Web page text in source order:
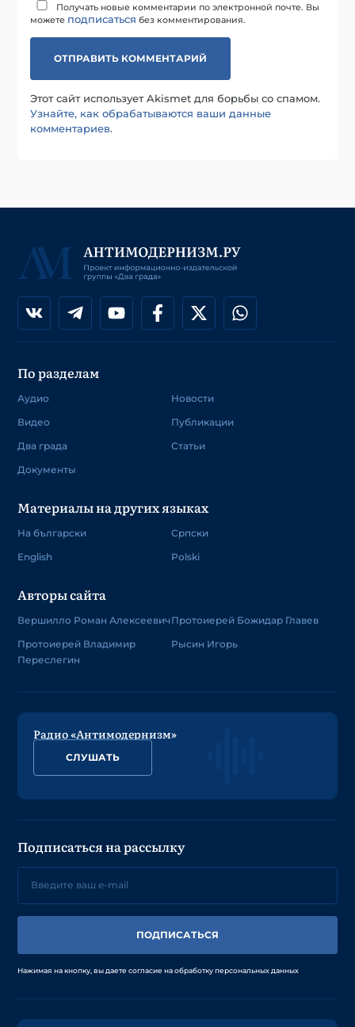
Получать новые комментарии по электронной почте. Вы
можете подписаться без комментирования.
Этот сайт использует Akismet для борьбы со спамом.
Узнайте, как обрабатываются ваши данные
комментариев.
По разделам
Аудио
Видео
Два града
Документы
Новости
Публикации
Статьи
Материалы на других языках
На български
English
Српски
Polski
Авторы сайта
Вершилло Роман Алексеевич
Протоиерей Владимир
Переслегин
Протоиерей Божидар Главев
Рысин Игорь
Радио «Антимодернизм»
СЛУШАТЬ
Подписаться на рассылку
ПОДПИСАТЬСЯ
Нажимая на кнопку, вы даете согласие на обработку персональных данных